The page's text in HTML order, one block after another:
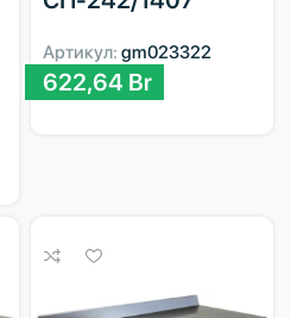
Артикул: gm023322
622,64 Br